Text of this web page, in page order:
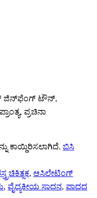
ಜಿನ್‌ಫೆಂಗ್ ಟೌನ್,
ಪ್ರಚಿನಾ
ಕಾಯ್ದಿರಿಸಲಾಗಿದೆ. ಬಿಸಿ
, ಆಸಿಲೇಟಿಂಗ್
, ವೈದ್ಯಕೀಯ ಸಾಧನ, ಪಾದದ